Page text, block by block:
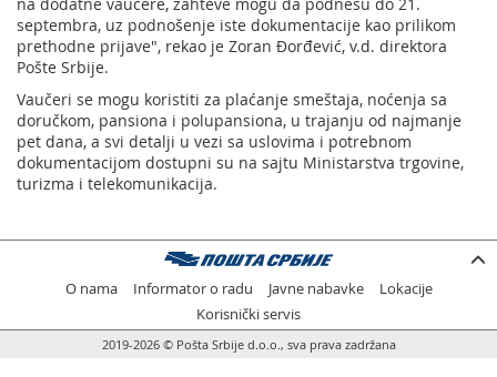
septembra, uz podnošenje iste dokumentacije kao prilikom
prethodne prijave", rekao je Zoran Đorđević, v.d. direktora
Pošte Srbije.
Vaučeri se mogu koristiti za plaćanje smeštaja, noćenja sa
doručkom, pansiona i polupansiona, u trajanju od najmanje
pet dana, a svi detalji u vezi sa uslovima i potrebnom
dokumentacijom dostupni su na sajtu Ministarstva trgovine,
turizma i telekomunikacija.
O nama Informator o radu Javne nabavke
Lokacije
Korisnički servis
2019-2026 © Pošta Srbije d.o.o., sva prava zadržana